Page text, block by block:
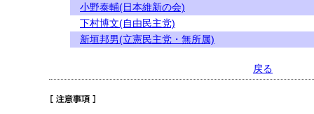
小野泰輔(日本維新の会)
下村博文(自由民主党)
新垣邦男(立憲民主党・無所属)
戻る